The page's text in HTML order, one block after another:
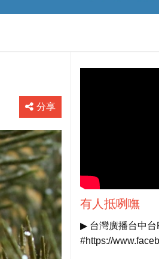
分享
有人抵咧嘸
▶ 台灣廣播台中台
#https://